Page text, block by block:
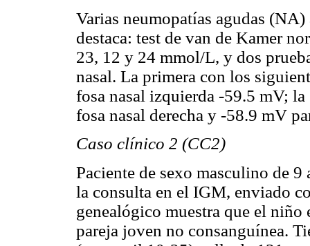
Varias neumopatías agudas
destaca: test de van de Kamer
23, 12 y 24 mmol/L, y dos
nasal. La primera con los
fosa nasal izquierda -59.5 mV;
fosa nasal derecha y -58.9 mV
Caso clínico 2 (CC2)
Paciente de sexo masculino de 9
la consulta en el IGM, enviado
genealógico muestra que el niño
pareja joven no consanguínea.